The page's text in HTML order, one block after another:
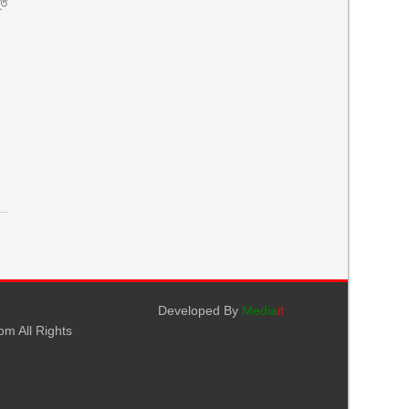
All Rights
Developed By Mediait